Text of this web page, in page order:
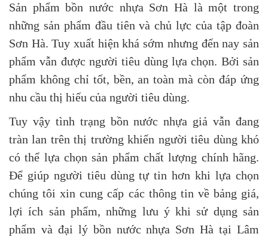
Sản phẩm bồn nước nhựa Sơn Hà là một trong
những sản phẩm đầu tiên và chủ lực của tập đoàn
Sơn Hà. Tuy xuất hiện khá sớm nhưng đến nay sản
phẩm vẫn được người tiêu dùng lựa chọn. Bởi sản
phẩm không chỉ tốt, bền, an toàn mà còn đáp ứng
nhu cầu thị hiếu của người tiêu dùng.
Tuy vậy tình trạng bồn nước nhựa giả vẫn đang
tràn lan trên thị trường khiến người tiêu dùng khó
có thể lựa chọn sản phẩm chất lượng chính hãng.
Để giúp người tiêu dùng tự tin hơn khi lựa chọn
chúng tôi xin cung cấp các thông tin về bảng giá,
lợi ích sản phẩm, những lưu ý khi sử dụng sản
phẩm và đại lý bồn nước nhựa Sơn Hà tại Lâm